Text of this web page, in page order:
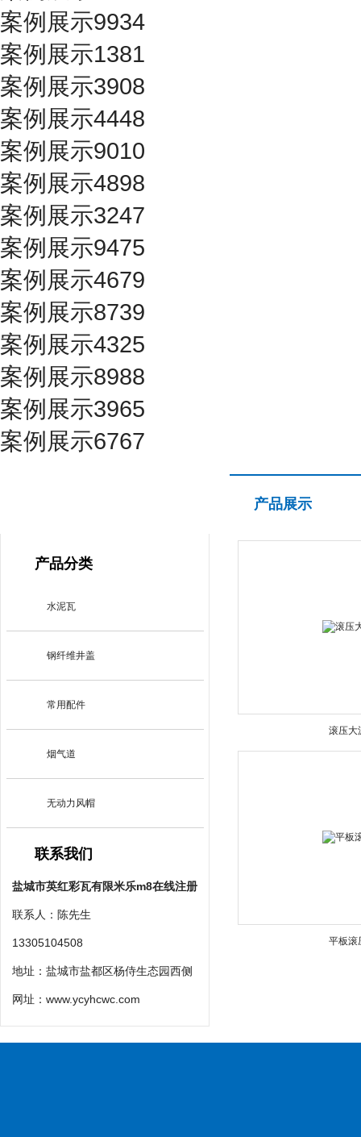
案例展示9934
案例展示1381
案例展示3908
案例展示4448
案例展示9010
案例展示4898
案例展示3247
案例展示9475
案例展示4679
案例展示8739
案例展示4325
案例展示8988
案例展示3965
案例展示6767
产品分类
水泥瓦
钢纤维井盖
常用配件
烟气道
无动力风帽
联系我们
盐城市英红彩瓦有限米乐m8在线注册
联系人：陈先生
13305104508
地址：盐城市盐都区杨侍生态园西侧
网址： www.ycyhcwc.com
产品展示
滚压大
平板滚